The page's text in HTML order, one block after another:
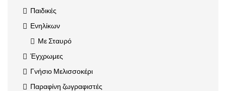
Παιδικές
Ενηλίκων
Με Σταυρό
Έγχρωμες
Γνήσιο Μελισσοκέρι
Παραφίνη ζωγραφιστές